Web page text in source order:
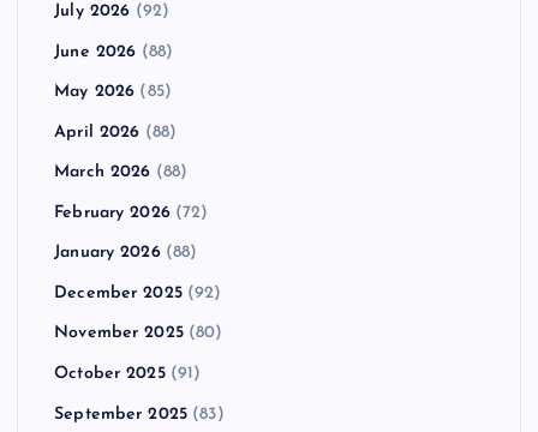
July 2026 (92)
June 2026 (88)
May 2026 (85)
April 2026 (88)
March 2026 (88)
February 2026(72)
January 2026(88)
December 2025(92)
November 2025(80)
October 2025(91)
September 2025 (83)